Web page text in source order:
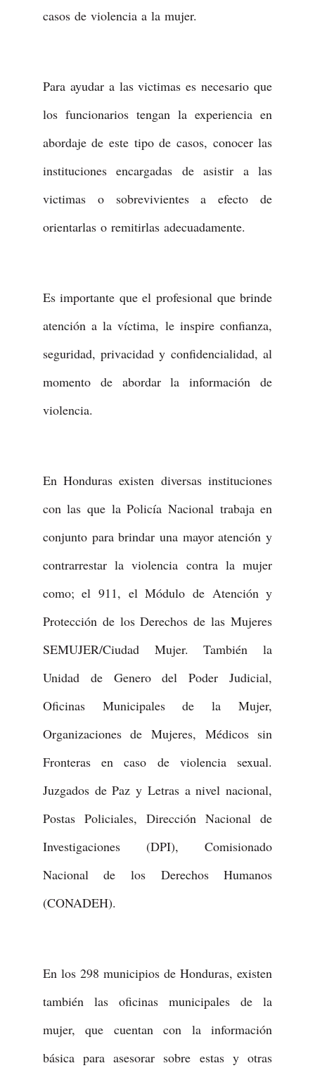
casos de violencia a la mujer.
Para ayudar a las victimas es necesario que
los funcionarios tengan la experiencia en
abordaje de este tipo de casos, conocer las
instituciones encargadas de asistir a las
victimas o sobrevivientes a efecto de
orientarlas o remitirlas adecuadamente.
Es importante que el profesional que brinde
atención a la víctima, le inspire confianza,
seguridad, privacidad y confidencialidad, al
momento de abordar la información de
violencia.
En Honduras existen diversas instituciones
con las que la Policía Nacional trabaja en
conjunto para brindar una mayor atención y
contrarrestar la violencia contra la mujer
como; el 911, el Módulo de Atención y
Protección de los Derechos de las Mujeres
SEMUJER/Ciudad Mujer. También la
Unidad de Genero del Poder Judicial,
Oficinas Municipales de la Mujer,
Organizaciones de Mujeres, Médicos sin
Fronteras en caso de violencia sexual.
Juzgados de Paz y Letras a nivel nacional,
Postas Policiales, Dirección Nacional de
Investigaciones (DPI), Comisionado
Nacional de los Derechos Humanos
(CONADEH).
En los 298 municipios de Honduras, existen
también las oficinas municipales de la
mujer, que cuentan con la información
básica para asesorar sobre estas y otras